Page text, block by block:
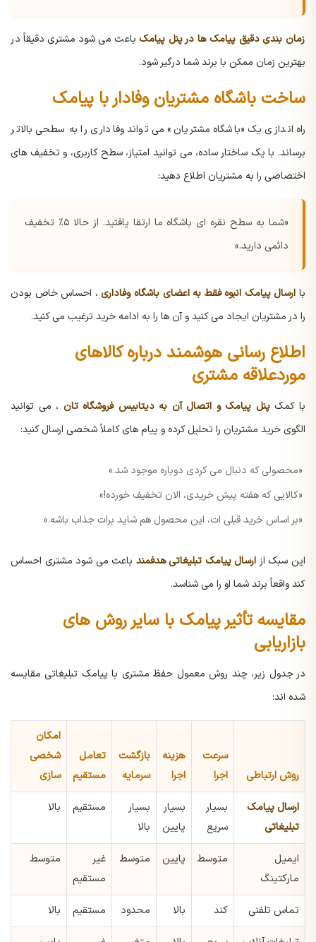
زمان بندی دقیق پیامک ها در پنل پیامک باعث می شود مشتری دقیقاً در
بهترین زمان ممکن با برند شما درگیر شود.
ساخت باشگاه مشتریان وفادار با پیامک
راه اندازی یک «باشگاه مشتریان» می تواند وفاداری را به سطحی بالاتر
برساند. با یک ساختار ساده، می توانید امتیاز، سطح کاربری، و تخفیف های
اختصاصی را به مشتریان اطلاع دهید:
«شما به سطح نقره ای باشگاه ما ارتقا یافتید. از حالا ۵٪ تخفیف
دائمی دارید.»
با ارسال پیامک انبوه فقط به اعضای باشگاه وفاداری ، احساس خاص بودن
را در مشتریان ایجاد می کنید و آن ها را به ادامه خرید ترغیب می کنید.
اطلاع رسانی هوشمند درباره کالاهای
موردعلاقه مشتری
با کمکپنل پیامک و اتصال آن به دیتابیس فروشگاه تان ، می توانید
الگوی خرید مشتریان را تحلیل کرده و پیام های کاملاً شخصی ارسال کنید:
«محصولی که دنبال می کردی دوباره موجود شد.»
«کالایی که هفته پیش خریدی، الان تخفیف خورده!»
«بر اساس خرید قبلی ات، این محصول هم شاید برات جذاب باشه.»
این سبک از ارسال پیامک تبلیغاتی هدفمند باعث می شود مشتری احساس
کند واقعاً برند شما او را می شناسد.
مقایسه تأثیر پیامک با سایر روش های
بازاریابی
در جدول زیر، چند روش معمول حفظ مشتری با پیامک تبلیغاتی مقایسه
شده اند:
روش ارتباطی
سرعت
اجرا
هزینه
اجرا
بازگشت
سرمایه
تعامل
مستقیم
امکان
شخصی
سازی
ارسال پیامک
تبلیغاتی
بسیار
سریع
بسیار
پایین
بسیار
بالا
مستقیم بالا
ایمیل
مارکتینگ
متوسط پایین متوسط
غیر
مستقیم
متوسط
تماس تلفنی کند بالا محدود مستقیم بالا